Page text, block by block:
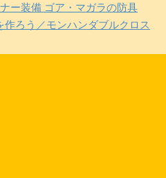
ー装備 ゴア・マガラの防具
作ろう／モンハンダブルクロス